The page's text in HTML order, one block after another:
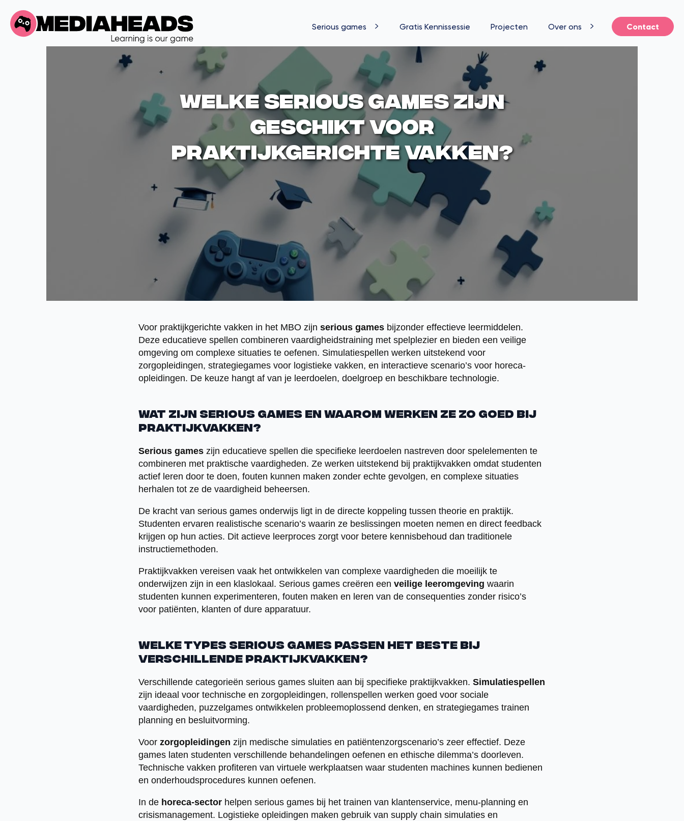
Serious games Gratis Kennissessie Projecten Over ons Contact
Welke serious games zijn
geschikt voor
praktijkgerichte vakken?
Voor praktijkgerichte vakken in het MBO zijn serious games bijzonder effectieve leermiddelen.
Deze educatieve spellen combineren vaardigheidstraining met spelplezier en bieden een veilige
omgeving om complexe situaties te oefenen. Simulatiespellen werken uitstekend voor
zorgopleidingen, strategiegames voor logistieke vakken, en interactieve scenario’s voor horeca-
opleidingen. De keuze hangt af van je leerdoelen, doelgroep en beschikbare technologie.
Wat zijn serious games en waarom werken ze zo goed bij
praktijkvakken?
Serious games zijn educatieve spellen die specifieke leerdoelen nastreven door spelelementen te
combineren met praktische vaardigheden. Ze werken uitstekend bij praktijkvakken omdat studenten
actief leren door te doen, fouten kunnen maken zonder echte gevolgen, en complexe situaties
herhalen tot ze de vaardigheid beheersen.
De kracht van serious games onderwijs ligt in de directe koppeling tussen theorie en praktijk.
Studenten ervaren realistische scenario’s waarin ze beslissingen moeten nemen en direct feedback
krijgen op hun acties. Dit actieve leerproces zorgt voor betere kennisbehoud dan traditionele
instructiemethoden.
Praktijkvakken vereisen vaak het ontwikkelen van complexe vaardigheden die moeilijk te
onderwijzen zijn in een klaslokaal. Serious games creëren een veilige leeromgeving waarin
studenten kunnen experimenteren, fouten maken en leren van de consequenties zonder risico’s
voor patiënten, klanten of dure apparatuur.
Welke types serious games passen het beste bij
verschillende praktijkvakken?
Verschillende categorieën serious games sluiten aan bij specifieke praktijkvakken. Simulatiespellen
zijn ideaal voor technische en zorgopleidingen, rollenspellen werken goed voor sociale
vaardigheden, puzzelgames ontwikkelen probleemoplossend denken, en strategiegames trainen
planning en besluitvorming.
Voor zorgopleidingen zijn medische simulaties en patiëntenzorgscenario’s zeer effectief. Deze
games laten studenten verschillende behandelingen oefenen en ethische dilemma’s doorleven.
Technische vakken profiteren van virtuele werkplaatsen waar studenten machines kunnen bedienen
en onderhoudsprocedures kunnen oefenen.
In de horeca-sector helpen serious games bij het trainen van klantenservice, menu-planning en
crisismanagement. Logistieke opleidingen maken gebruik van supply chain simulaties en